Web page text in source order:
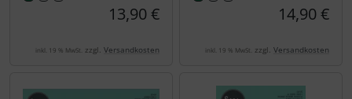
13,90 €
inkl. 19 % MwSt. zzgl. Versandkosten
14,90 €
inkl. 19 % MwSt. zzgl. Versandkosten